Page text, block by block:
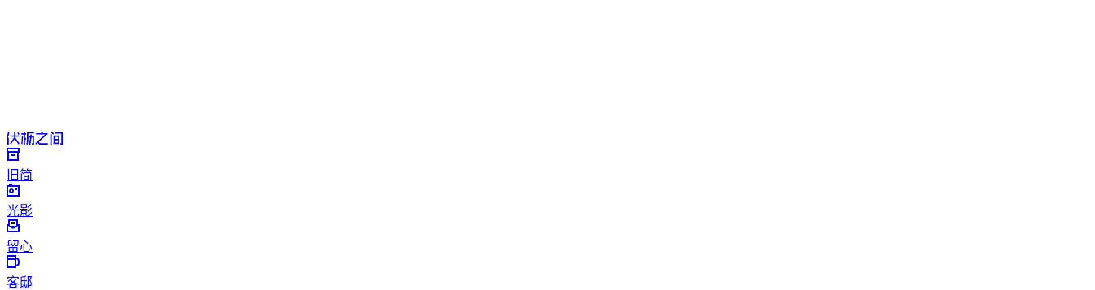
旧简
光影
留心
客邸